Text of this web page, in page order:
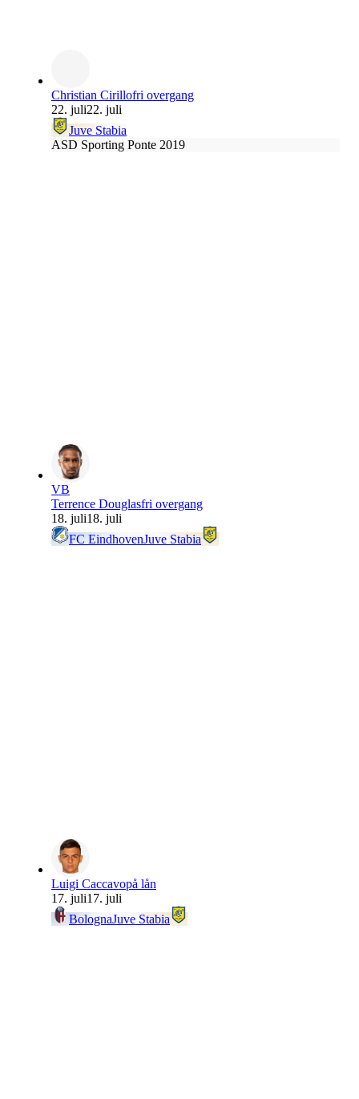
Christian Cirillofri overgang
22. juli22. juli
Juve Stabia
ASD Sporting Ponte 2019
VB
Terrence Douglasfri overgang
18. juli18. juli
FC EindhovenJuve Stabia
Luigi Caccavopå lån
17. juli17. juli
BolognaJuve Stabia